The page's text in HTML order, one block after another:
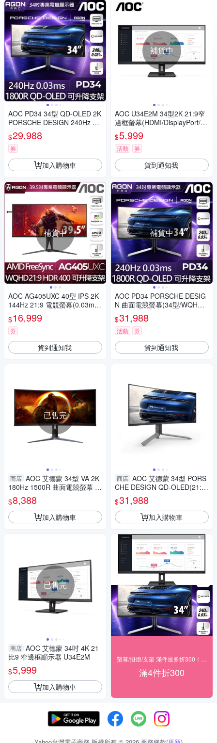
AOC PD34 34型 QD-OLED 2K
PORSCHE DESIGN 240Hz 曲
面電競螢幕(0.03ms/HDMI/HD
R/可調升降支架)
$29,988
券
加入購物車
補貨中
AOC AG405UXC 40型 IPS 2K
144Hz 21:9 電競螢幕(0.03ms/
HDMI/HDR/可調升降支架/內建
喇叭)
$16,999
券
貨到通知我
已售完
商店 AOC 艾德蒙 34型 VA 2K
180Hz 1500R 曲面電競螢幕 C
U34G2XP
$8,388
加入購物車
已售完
商店 AOC 艾德蒙 34吋 4K 21
比9 窄邊框顯示器 U34E2M
$5,999
加入購物車
補貨中
AOC U34E2M 34型2K 21:9窄
邊框螢幕(HDMI/DisplayPort/1
ms)
$5,999
活動 券
貨到通知我
補貨中
AOC PD34 PORSCHE DESIG
N 曲面電競螢幕(34型/WQHD/
HDR/240Hz/0.03ms/QD-OLE
D)
$31,988
活動 券
貨到通知我
商店 AOC 艾德蒙 34型 PORS
CHE DESIGN QD-OLED(21:9)
曲面電競液晶顯示器 PD34
$31,988
加入購物車
滿4件折300